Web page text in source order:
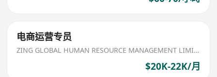
电商运营专员
ZING GLOBAL HUMAN RESOURCE MANAGEMENT LIMITED
$20K-22K/月